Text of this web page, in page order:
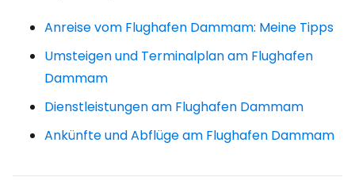
Anreise vom Flughafen Dammam: Meine Tipps
Umsteigen und Terminalplan am Flughafen
Dammam
Dienstleistungen am Flughafen Dammam
Ankünfte und Abflüge am Flughafen Dammam